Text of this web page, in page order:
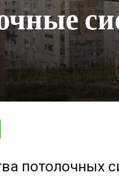
потолочных